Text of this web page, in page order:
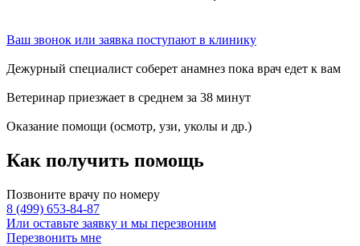
Ваш звонок или заявка поступают в клинику
Дежурный специалист соберет анамнез пока врач едет к вам
Ветеринар приезжает в среднем за 38 минут
Оказание помощи (осмотр, узи, уколы и др.)
Как получить помощь
Позвоните врачу по номеру
8 (499) 653-84-87
Или оставьте заявку и мы перезвоним
Перезвонить мне